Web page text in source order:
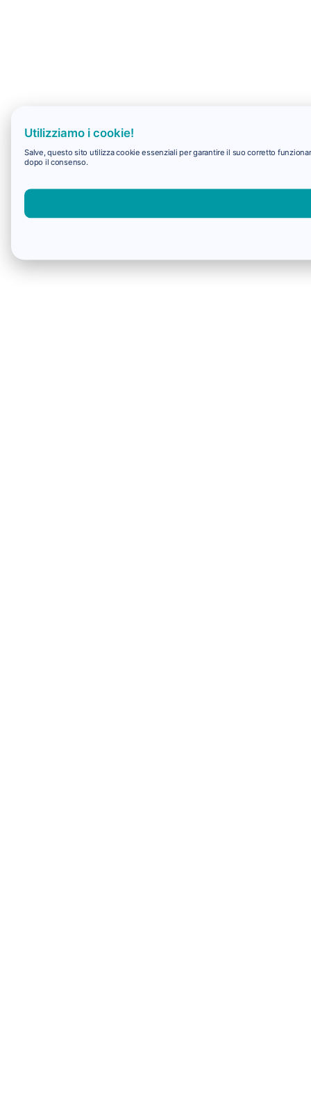
Utilizziamo i cookie!
Salve, questo sito utilizza cookie essenziali per garantire il suo corretto
dopo il consenso.